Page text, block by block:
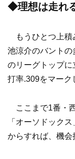
◆理想は走れ
もうひとつ上積
池涼介のバント
のリーグトップ
打率.309をマーク
ここまで1番・
「オーソドック
からすれば、機会